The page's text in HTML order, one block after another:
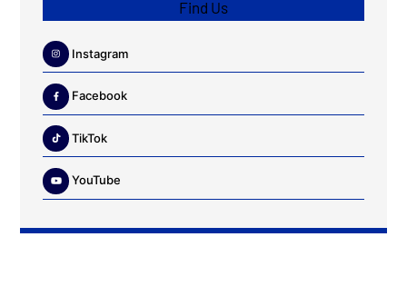
Find Us
Instagram
Facebook
TikTok
YouTube